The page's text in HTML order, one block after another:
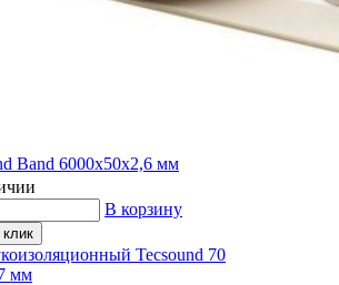
Band 6000х50х2,6 мм
В корзину
Tecsound 70
мм